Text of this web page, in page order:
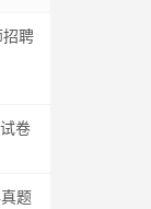
聘
卷
题